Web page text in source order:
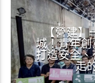
【營建】
城！青年
打造安全
走